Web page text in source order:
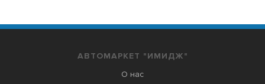
АВТОМАРКЕТ "ИМИДЖ"
О нас